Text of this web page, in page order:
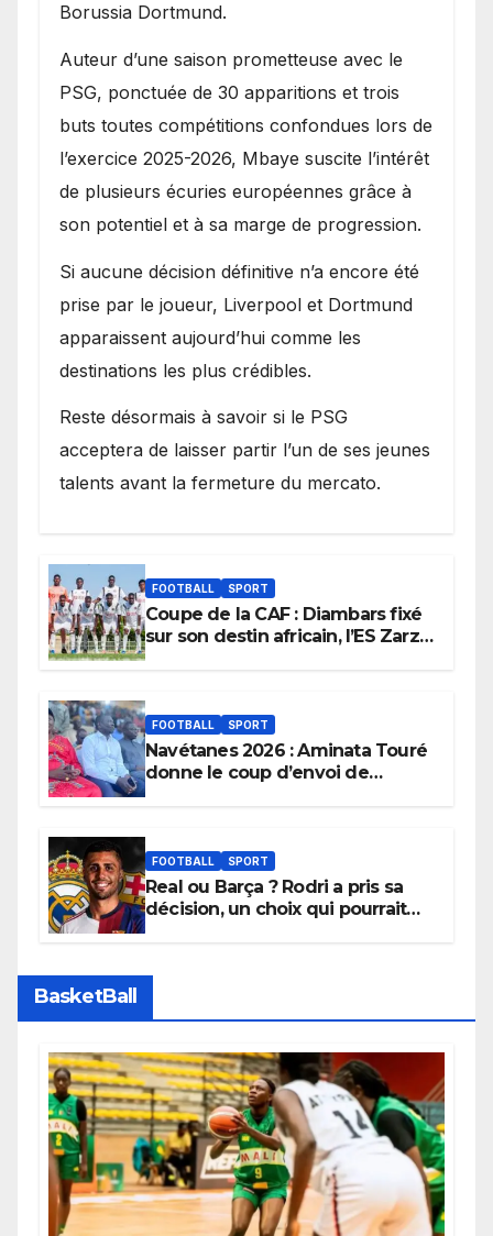
Borussia Dortmund.
Auteur d’une saison prometteuse avec le
PSG, ponctuée de 30 apparitions et trois
buts toutes compétitions confondues lors de
l’exercice 2025-2026, Mbaye suscite l’intérêt
de plusieurs écuries européennes grâce à
son potentiel et à sa marge de progression.
Si aucune décision définitive n’a encore été
prise par le joueur, Liverpool et Dortmund
apparaissent aujourd’hui comme les
destinations les plus crédibles.
Reste désormais à savoir si le PSG
acceptera de laisser partir l’un de ses jeunes
talents avant la fermeture du mercato.
FOOTBALL SPORT
Coupe de la CAF : Diambars fixé
sur son destin africain, l’ES Zarzis
FOOTBALL SPORT
Navétanes 2026 : Aminata Touré
donne le coup d’envoi de
apaisées.
FOOTBALL SPORT
Real ou Barça ? Rodri a pris sa
décision, un choix qui pourrait
BasketBall